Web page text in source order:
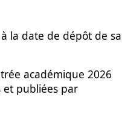
la date de dépôt de sa
académique 2026
et publiées par